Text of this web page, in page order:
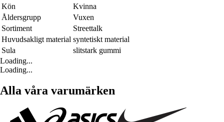
Kön
Kvinna
Åldersgrupp
Vuxen
Sortiment
Streettalk
Huvudsakligt material syntetiskt material
Sula
slitstark gummi
Loading...
Loading...
Alla våra varumärken